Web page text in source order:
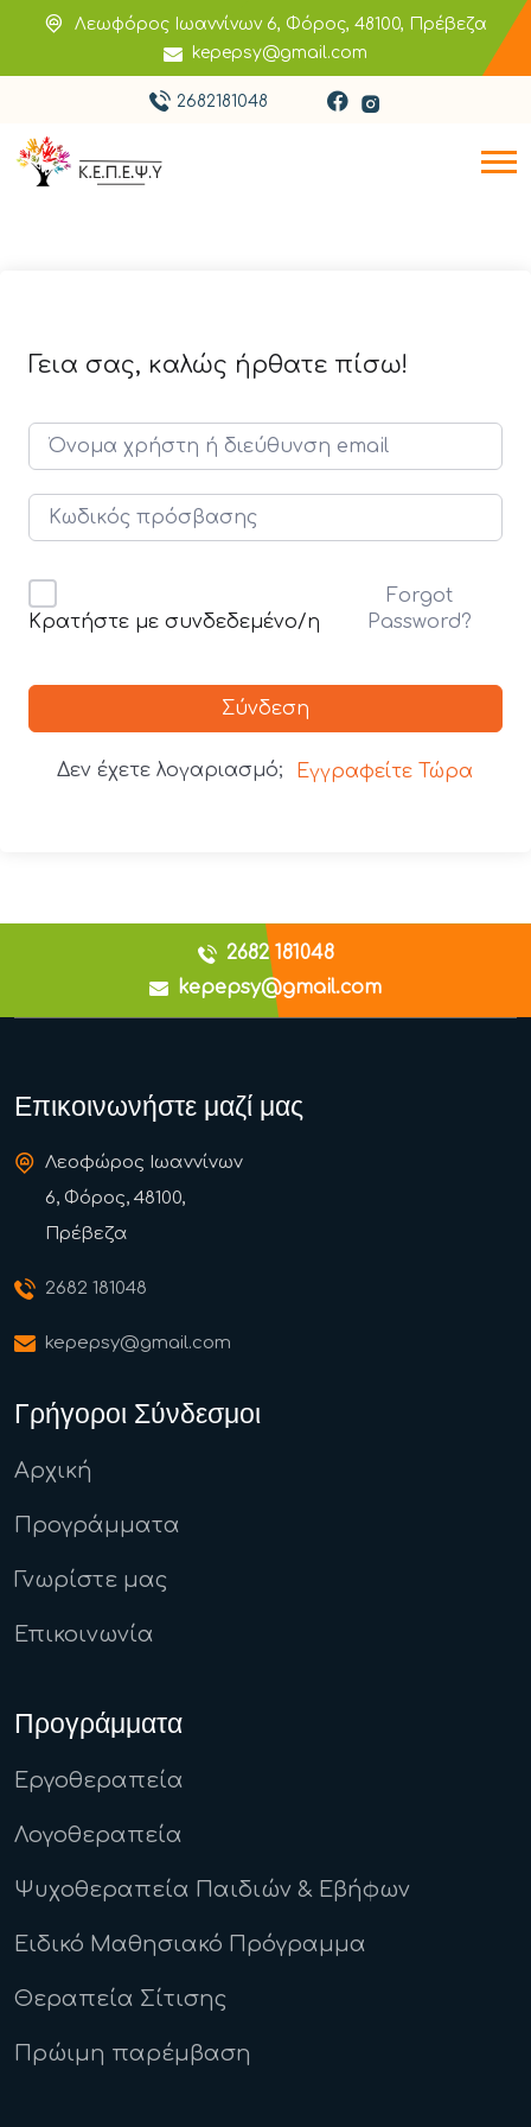
Λεωφόρος Ιωαννίνων 6, Φόρος, 48100, Πρέβεζα
kepepsy@gmail.com
2682181048
Γεια σας, καλώς ήρθατε πίσω!
Κρατήστε με συνδεδεμένο/η
Forgot
Password?
Σύνδεση
Δεν έχετε λογαριασμό; Εγγραφείτε Τώρα
2682 181048
kepepsy@gmail.com
Επικοινωνήστε μαζί μας
Λεοφώρος Ιωαννίνων
6, Φόρος, 48100,
Πρέβεζα
2682 181048
kepepsy@gmail.com
Γρήγοροι Σύνδεσμοι
Αρχική
Προγράμματα
Γνωρίστε μας
Επικοινωνία
Προγράμματα
Εργοθεραπεία
Λογοθεραπεία
Ψυχοθεραπεία Παιδιών & Εβήφων
Ειδικό Μαθησιακό Πρόγραμμα
Θεραπεία Σίτισης
Πρώιμη παρέμβαση